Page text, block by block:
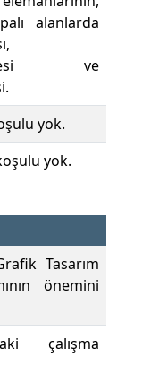
alanlarda
ve
yok.
yok.
Tasarım
önemini
çalışma